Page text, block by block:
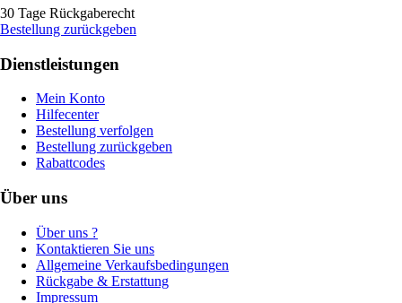
30 Tage Rückgaberecht
Bestellung zurückgeben
Dienstleistungen
Mein Konto
Hilfecenter
Bestellung verfolgen
Bestellung zurückgeben
Rabattcodes
Über uns
Über uns ?
Kontaktieren Sie uns
Allgemeine Verkaufsbedingungen
Rückgabe & Erstattung
Impressum